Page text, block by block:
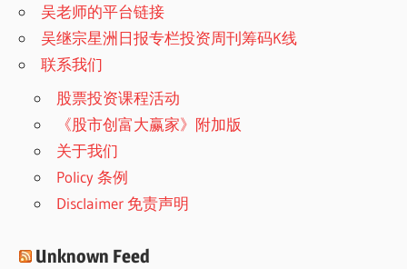
吴老师的平台链接
吴继宗星洲日报专栏投资周刊筹码K线
联系我们
股票投资课程活动
《股市创富大赢家》附加版
关于我们
Policy 条例
Disclaimer 免责声明
Unknown Feed